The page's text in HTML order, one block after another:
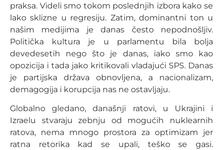
praksa. Videli smo tokom poslednjih izbora kako se
lako sklizne u regresiju. Zatim, dominantni ton u
našim medijima je danas često nepodnošljiv.
Politička kultura je u parlamentu bila bolja
devedesetih nego što je danas, iako smo kao
opozicija i tada jako kritikovali vladajući SPS. Danas
je partijska država obnovljena, a nacionalizam,
demagogija i korupcija nas ne ostavljaju.
Globalno gledano, današnji ratovi, u Ukrajini i
Izraelu stvaraju zebnju od mogućih nuklearnih
ratova, nema mnogo prostora za optimizam jer
ratna retorika kad se upali, teško se gasi.